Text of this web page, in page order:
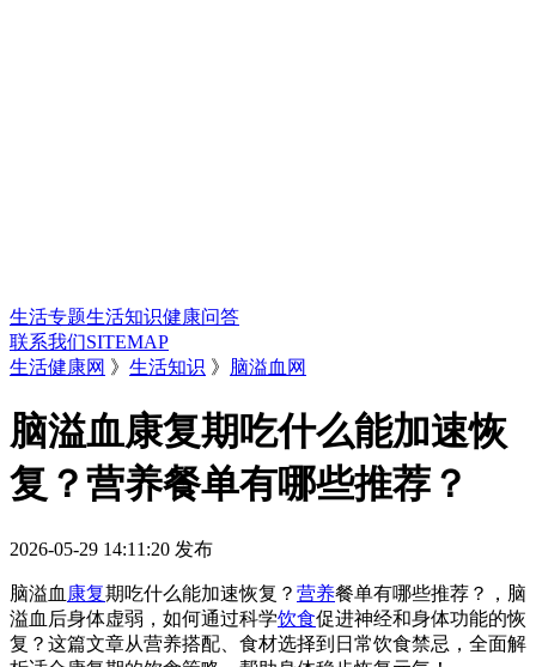
生活专题生活知识健康问答
联系我们SITEMAP
生活健康网 》 生活知识 》 脑溢血网
脑溢血康复期吃什么能加速恢
复？营养餐单有哪些推荐？
2026-05-29 14:11:20 发布
脑溢血 康复期吃什么能加速恢复？ 营养餐单有哪些推荐？，脑
溢血后身体虚弱，如何通过科学饮食促进神经和身体功能的恢
复？这篇文章从营养搭配、食材选择到日常饮食禁忌，全面解